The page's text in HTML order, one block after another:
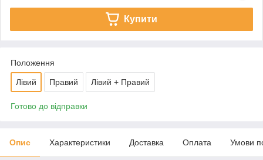
Купити
Положення
Лівий Правий Лівий + Правий
Готово до відправки
Опис Характеристики Доставка Оплата Умови